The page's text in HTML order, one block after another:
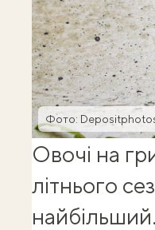
Фото:
Овочі на
літнього